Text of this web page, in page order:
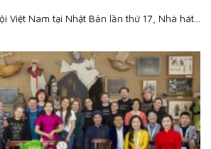
Việt Nam tại Nhật Bản lần thứ 17, Nhà hát...